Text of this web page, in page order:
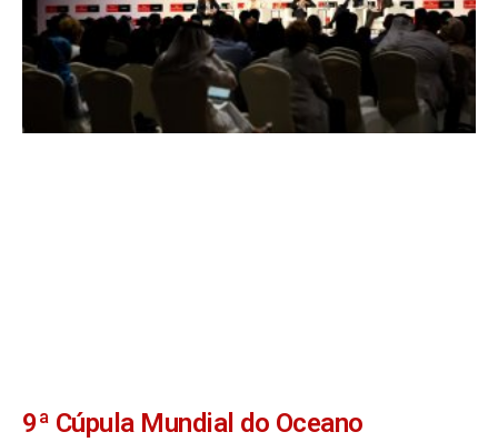
9ª Cúpula Mundial do Oceano